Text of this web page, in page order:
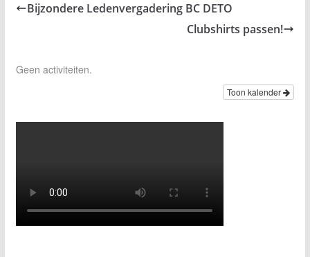
Bijzondere Ledenvergadering BC DETO
Clubshirts passen!
Geen activiteiten.
Toon kalender